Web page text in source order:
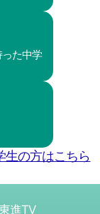
た中学
生の方はこちら
進TV